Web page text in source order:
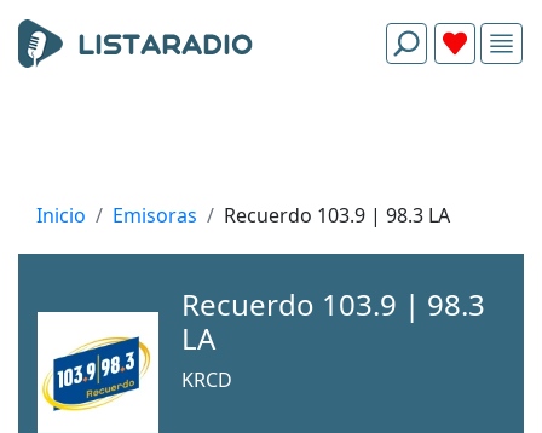
Inicio Emisoras Recuerdo 103.9 | 98.3 LA
Recuerdo 103.9 | 98.3
LA
KRCD